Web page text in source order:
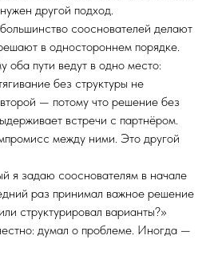
другой подход.
сооснователей делают
в одностороннем порядке.
оба пути ведут в одно место:
без структуры не
— потому что решение без
встречи с партнёром.
между ними. Это другой
я задаю сооснователям в начале
раз принимал важное решение
структурировал варианты?»
думал о проблеме. Иногда —